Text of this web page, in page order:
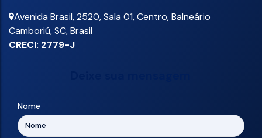
Avenida Brasil,2520,Sala 01,Centro,Balneário
Camboriú,SC,Brasil
CRECI: 2779-J
Nome